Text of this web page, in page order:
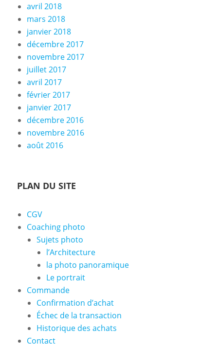
avril 2018
mars 2018
janvier 2018
décembre 2017
novembre 2017
juillet 2017
avril 2017
février 2017
janvier 2017
décembre 2016
novembre 2016
août 2016
PLAN DU SITE
CGV
Coaching photo
Sujets photo
l’Architecture
la photo panoramique
Le portrait
Commande
Confirmation d’achat
Échec de la transaction
Historique des achats
Contact